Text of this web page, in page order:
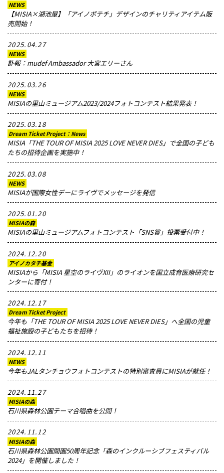
NEWS
【MISIA×湖池屋】「アイノポテチ」デザインのチャリティアイテム販
売開始！
2025.04.27
NEWS
訃報：mudef Ambassador 大宮エリーさん
2025.03.26
NEWS
MISIAの里山ミュージアム2023/2024フォトコンテスト結果発表！
2025.03.18
Dream Ticket Project：News
MISIA「THE TOUR OF MISIA 2025 LOVE NEVER DIES」で全国の子ども
たちの招待企画を実施中！
2025.03.08
NEWS
MISIAが国際女性デーにライヴでメッセージを発信
2025.01.20
MISIAの森
MISIAの里山ミュージアムフォトコンテスト「SNS賞」投票受付中！
2024.12.20
アイノカタチ基金
MISIAから「MISIA 星空のライヴXII」のライオンを国立成育医療研究セ
ンターに寄付！
2024.12.17
Dream Ticket Project
今年も「THE TOUR OF MISIA 2025 LOVE NEVER DIES」へ全国の児童
福祉施設の子どもたちを招待！
2024.12.11
NEWS
今年もJALタンチョウフォトコンテストの特別審査員にMISIAが就任！
2024.11.27
MISIAの森
石川県森林公園テーマ合唱曲を公開！
2024.11.12
MISIAの森
石川県森林公園開園50周年記念「森のインクルーシブフェスティバル
2024」を開催しました！